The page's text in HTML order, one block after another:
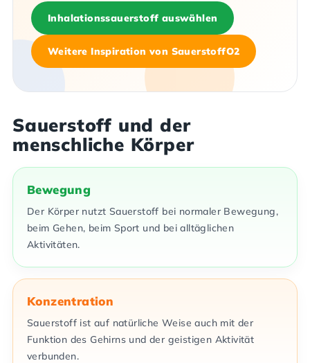
Inhalationssauerstoff auswählen
Weitere Inspiration von SauerstoffO2
Sauerstoff und der
menschliche Körper
Bewegung
Der Körper nutzt Sauerstoff bei normaler Bewegung,
beim Gehen, beim Sport und bei alltäglichen
Aktivitäten.
Konzentration
Sauerstoff ist auf natürliche Weise auch mit der
Funktion des Gehirns und der geistigen Aktivität
verbunden.